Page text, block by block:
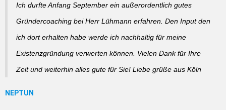
Ich durfte Anfang September ein außerordentlich gutes
Gründercoaching bei Herr Lühmann erfahren. Den Input den
ich dort erhalten habe werde ich nachhaltig für meine
Existenzgründung verwerten können. Vielen Dank für Ihre
Zeit und weiterhin alles gute für Sie! Liebe grüße aus Köln